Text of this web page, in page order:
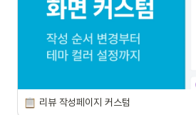
리뷰 작성페이지 커스텀